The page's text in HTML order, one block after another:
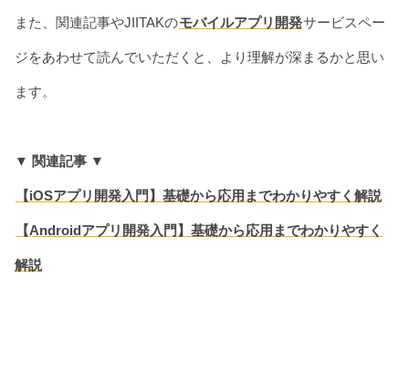
また、関連記事やJIITAKのモバイルアプリ開発サービスペー
ジをあわせて読んでいただくと、より理解が深まるかと思い
ます。
▼ 関連記事 ▼
【iOSアプリ開発入門】基礎から応用までわかりやすく解説
【Androidアプリ開発入門】基礎から応用までわかりやすく
解説